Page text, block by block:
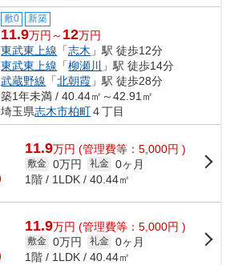
敷0 新築
11.9万円～ 12万円
東武東上線 「志木 」駅 徒歩12分
東武東上線 「柳瀬川
」駅 徒歩14分
武蔵野線 「北朝霞 」駅 徒歩28分
築1年未満 / 40.44㎡～42.91㎡
埼玉県志木市柏町４丁目
11.9万円 (管理費等：5,000円 )
敷金 0万円 礼金 0ヶ月
1階 / 1LDK / 40.44㎡
11.9万円 (管理費等：5,000円 )
敷金 0万円 礼金 0ヶ月
1階 / 1LDK / 40.44㎡